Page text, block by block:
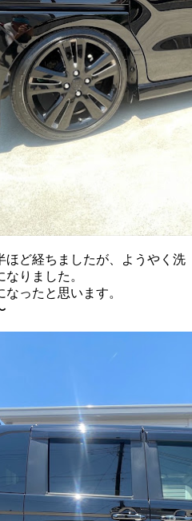
ほど経ちましたが、ようやく洗
りました。
ったと思います。